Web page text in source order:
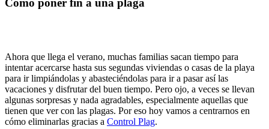
Cómo poner fin a una plaga
Ahora que llega el verano, muchas familias sacan tiempo para
intentar acercarse hasta sus segundas viviendas o casas de la playa
para ir limpiándolas y abasteciéndolas para ir a pasar así las
vacaciones y disfrutar del buen tiempo. Pero ojo, a veces se llevan
algunas sorpresas y nada agradables, especialmente aquellas que
tienen que ver con las plagas. Por eso hoy vamos a centrarnos en
cómo eliminarlas gracias a Control Plag.